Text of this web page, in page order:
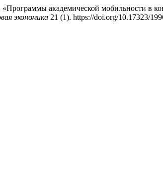
академической мобильности в
экономика 21 (1). https://doi.org/10.17323/